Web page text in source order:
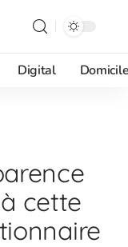
Digital
cette